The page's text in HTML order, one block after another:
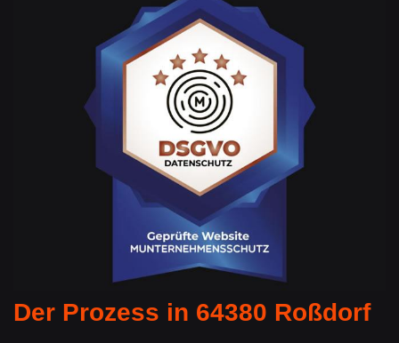
Der Prozess in 64380 Roßdorf